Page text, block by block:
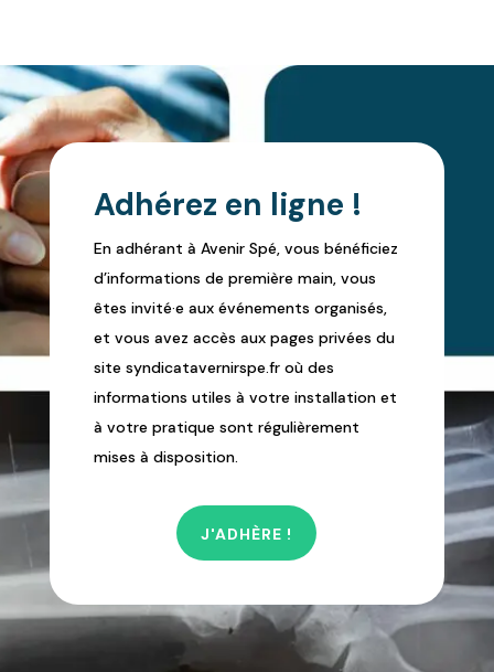
Adhérez en ligne !
En adhérant à Avenir Spé, vous bénéficiez
d’informations de première main, vous
êtes invité·e aux événements organisés,
et vous avez accès aux pages privées du
site syndicatavernirspe.fr où des
informations utiles à votre installation et
à votre pratique sont régulièrement
mises à disposition.
J'ADHÈRE !